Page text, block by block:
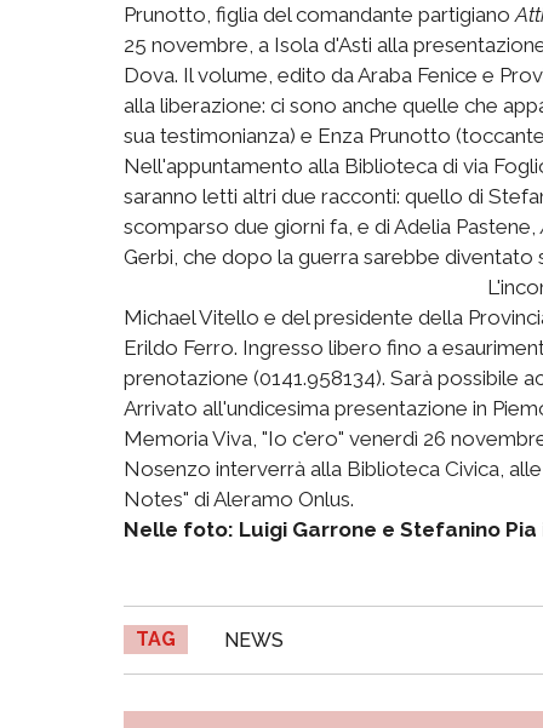
Prunotto, figlia del comandante partigiano
25 novembre, a Isola d'Asti alla
Dova. Il volume, edito da Araba Fenice e
alla liberazione: ci sono anche quelle che
sua testimonianza) e Enza Prunotto
Nell'appuntamento alla Biblioteca di via
saranno letti altri due racconti: quello di
scomparso due giorni fa, e di Adelia Pastene,
Gerbi, che dopo la guerra sarebbe diventato
Michael Vitello e del presidente della
Erildo Ferro. Ingresso libero fino a
prenotazione (0141.958134). Sarà possibile
Arrivato all'undicesima presentazione in
Memoria Viva, "Io c'ero" venerdì 26
Nosenzo interverrà alla Biblioteca Civica,
Notes" di Aleramo Onlus.
Nelle foto: Luigi Garrone e Stefanino Pia
TAG NEWS